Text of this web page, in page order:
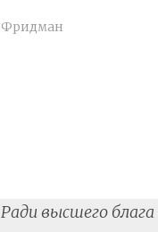
Фридман
Ради высшего блага